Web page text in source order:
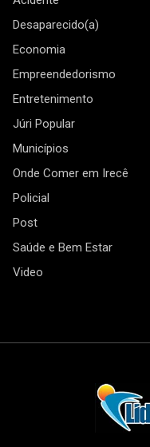
Desaparecido(a)
Economia
Empreendedorismo
Entretenimento
Júri Popular
Municípios
Onde Comer em Irecê
Policial
Post
Saúde e Bem Estar
Video